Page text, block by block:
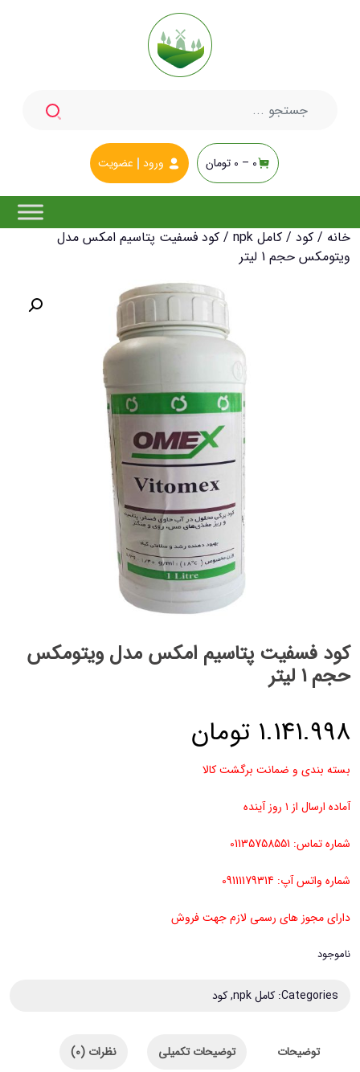
0 –
0 تومان ورود عضویت
خانه / کود / کامل npk
/ کود فسفیت پتاسیم امکس مدل
ویتومکس حجم 1 لیتر
کود فسفیت پتاسیم امکس مدل ویتومکس
حجم 1 لیتر
1.141.998 تومان
بسته بندی و ضمانت برگشت کالا
آماده ارسال از ۱ روز آینده
شماره تماس: 01135758551
شماره واتس آپ: 09111179314
دارای مجوز های رسمی لازم جهت فروش
ناموجود
Categories: کامل npk ,کود
توضیحات توضیحات تکمیلی نظرات (0)